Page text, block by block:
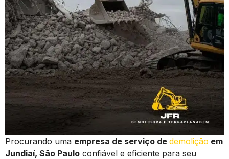
Procurando uma empresa de serviço de demolição em
Jundiaí, São Paulo confiável e eficiente para seu